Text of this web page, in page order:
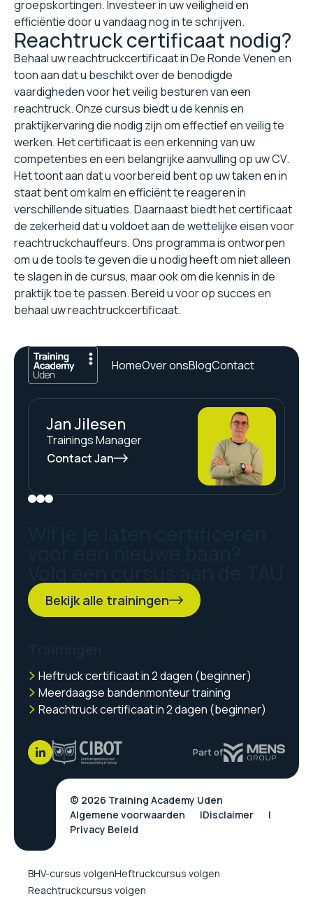
groepskortingen. Investeer in uw veiligheid en
efficiëntie door u vandaag nog in te schrijven.
Reachtruck certificaat nodig?
Behaal uw reachtruckcertificaat in De Ronde Venen en
toon aan dat u beschikt over de benodigde
vaardigheden voor het veilig besturen van een
reachtruck. Onze cursus biedt u de kennis en
praktijkervaring die nodig zijn om effectief en veilig te
werken. Het certificaat is een erkenning van uw
competenties en een belangrijke aanvulling op uw CV.
Het toont aan dat u voorbereid bent op uw taken en in
staat bent om kalm en efficiënt te reageren in
verschillende situaties. Daarnaast biedt het certificaat
de zekerheid dat u voldoet aan de wettelijke eisen voor
reachtruckchauffeurs. Ons programma is ontworpen
om u de tools te geven die u nodig heeft om niet alleen
te slagen in de cursus, maar ook om die kennis in de
praktijk toe te passen. Bereid u voor op succes en
behaal uw reachtruckcertificaat.
HomeOver onsBlogContact
Jan Jilesen
Trainings Manager
Contact Jan
Bekijk alle trainingen
Heftruck certificaat in 2 dagen (beginner)
Meerdaagse bandenmonteur training
Reachtruck certificaat in 2 dagen (beginner)
Part of
© 2026 Training Academy Uden
Algemene voorwaarden
Disclaimer
Privacy Beleid
BHV-cursus volgenHeftruckcursus volgen
Reachtruckcursus volgen